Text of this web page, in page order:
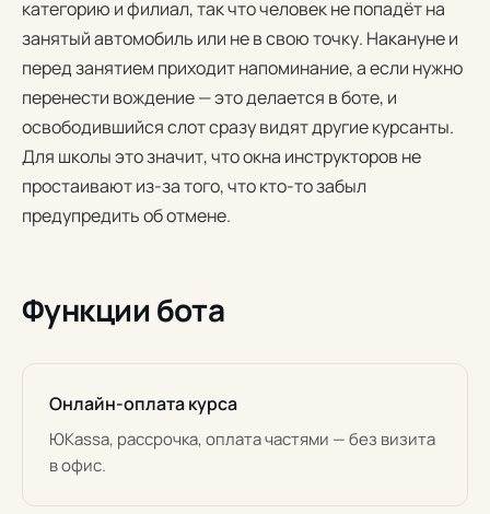
категорию и филиал, так что человек не попадёт на
занятый автомобиль или не в свою точку. Накануне и
перед занятием приходит напоминание, а если нужно
перенести вождение — это делается в боте, и
освободившийся слот сразу видят другие курсанты.
Для школы это значит, что окна инструкторов не
простаивают из-за того, что кто-то забыл
предупредить об отмене.
Функции бота
Онлайн-оплата курса
ЮKassa, рассрочка, оплата частями — без визита
в офис.